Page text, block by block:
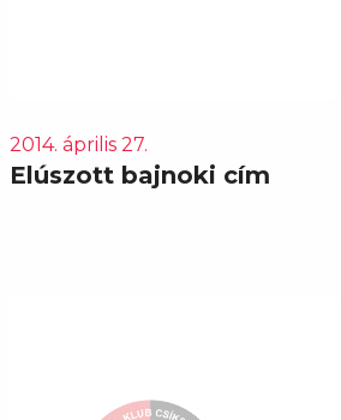
2014. április 27.
Elúszott bajnoki cím